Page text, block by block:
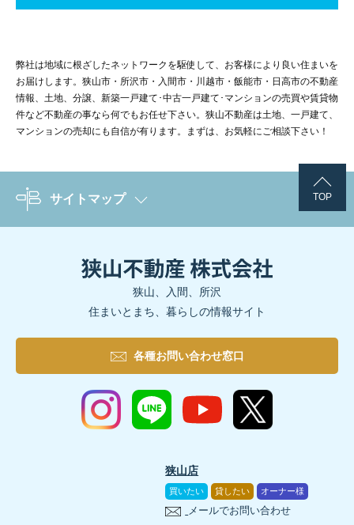
木目が美しいホワイトカラーのフロアに、シックなウォルナット
弊社は地域に根ざしたネットワークを駆使して、お客様により良い住まいを
お届けします。狭山市・所沢市・入間市・川越市・飯能市・日高市の不動産
情報、土地、分譲、新築一戸建て･中古一戸建て･マンションの売買や賃貸物
件など不動産の事なら何でもお任せ下さい。狭山不動産は土地、一戸建て、
マンションの売却にも自信が有ります。まずは、お気軽にご相談下さい！
TOP
サイトマップ
狭山、入間、所沢
住まいとまち、暮らしの情報サイト
各種お問い合わせ窓口
狭山店
買いたい 貸したい オーナー様
メールでお問い合わせ